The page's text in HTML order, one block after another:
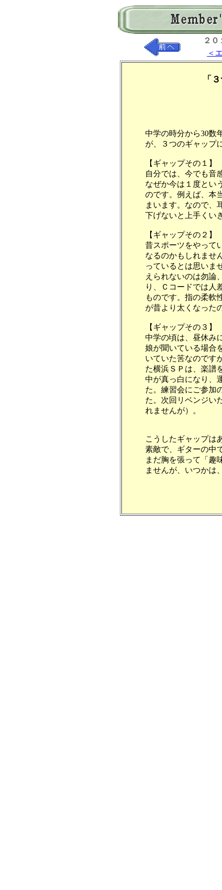
２
＜
「
中学の時分から30数
が、３つのギャップ
【ギャップその１
自分では、今でも音
なぜか今は１度とい
のです。例えば、本
まいます。なので、
下げないと上手くい
【ギャップその２
昔スポーツをやって
なるのかもしれませ
っているとは思いま
えられないのは勿論
り、Ｃコードでは人
ものです。指の柔軟
が昔より太くなった
【ギャップその３
中学の頃は、昼休み
娘が聞いている場合
いていた筈なのです
た横浜ＳＰは、楽譜
中が真っ白になり、
た。練習会にご参加
た。次回リベンジい
れませんが）。
こうしたギャップは
素敵で、ギターの中
まだ胸を張って「趣
ませんが、いつかは